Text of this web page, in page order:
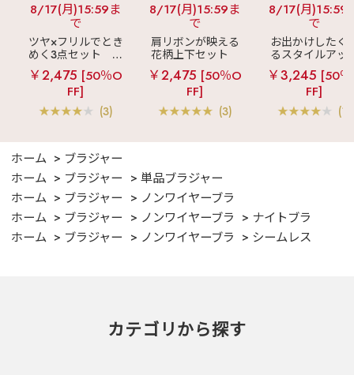
8/17(月)15:59ま
で
ツヤ×フリルでとき
めく3点セット
シ
ルキー ショートパ
ンツ 3点セット
￥2,475 [50％O
FF]
(3)
8/17(月)15:59ま
で
肩リボンが映える
花柄上下セット
メニーフラワー ロ
ングパンツ 上下セ
ット
￥2,475 [50％O
FF]
(3)
8/17(月)15:59
で
お出かけしたく
るスタイルアッ
見え
ストライ
フリル ロングパ
ツ 綿混 上下セ
￥3,245 [50
FF]
(1)
ホーム
ブラジャー
ホーム
ブラジャー
単品ブラジャー
ホーム
ブラジャー
ノンワイヤーブラ
ホーム
ブラジャー ノンワイヤーブラ
ナイトブラ
ホーム
ブラジャー ノンワイヤーブラ シームレス
カテゴリから探す